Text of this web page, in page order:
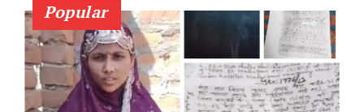
Popular